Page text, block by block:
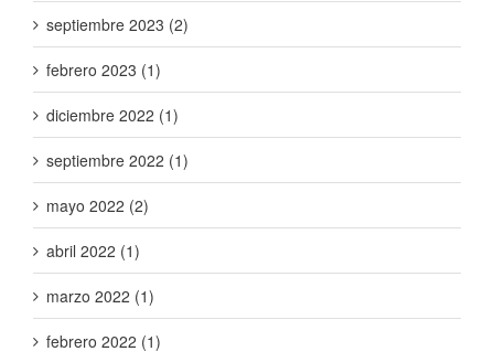
septiembre 2023 (2)
febrero 2023 (1)
diciembre 2022 (1)
septiembre 2022 (1)
mayo 2022 (2)
abril 2022 (1)
marzo 2022 (1)
febrero 2022 (1)